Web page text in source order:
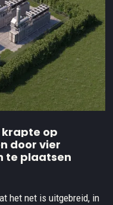
krapte op
door vier
te plaatsen
het net is uitgebreid, in